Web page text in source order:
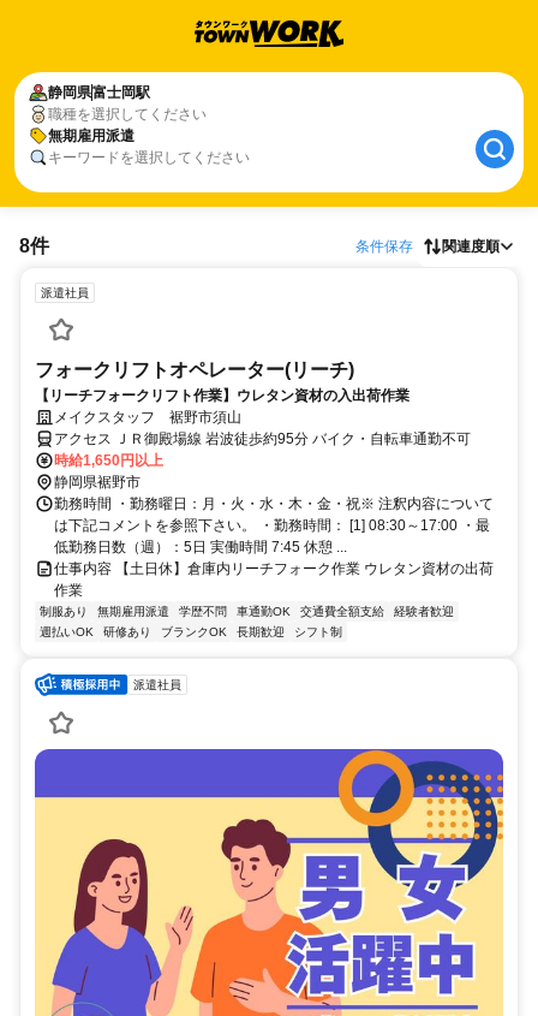
静岡県富士岡駅
職種を選択してください
無期雇用派遣
キーワードを選択してください
8件 条件保存 関連度順
派遣社員
フォークリフトオペレーター(リーチ)
【リーチフォークリフト作業】ウレタン資材の入出荷作業
メイクスタッフ 裾野市須山
アクセス ＪＲ御殿場線 岩波徒歩約95分 バイク・自転車通勤不可
時給1,650円以上
静岡県裾野市
勤務時間 ・勤務曜日：月・火・水・木・金・祝※ 注釈内容について
は下記コメントを参照下さい。 ・勤務時間： [1] 08:30～17:00 ・最
低勤務日数（週）：5日 実働時間 7:45 休憩 ...
仕事内容 【土日休】倉庫内リーチフォーク作業 ウレタン資材の出荷
作業
制服あり 無期雇用派遣 学歴不問 車通勤OK 交通費全額支給
経験者歓迎
週払いOK
研修あり ブランクOK 長期歓迎 シフト制
派遣社員